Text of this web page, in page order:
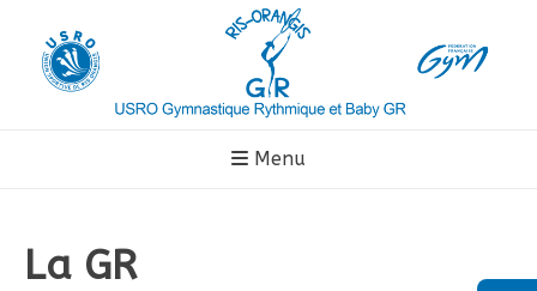
contenu
Menu
La GR